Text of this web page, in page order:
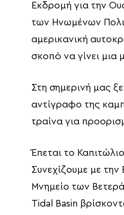
Εκδρομή για την
των Ηνωμένων
αμερικανική
σκοπό να γίνει μια
Στη σημερινή μας
αντίγραφο της
τραίνα για
Έπεται το
Συνεχίζουμε με
Μνημείο των
Tidal Basin